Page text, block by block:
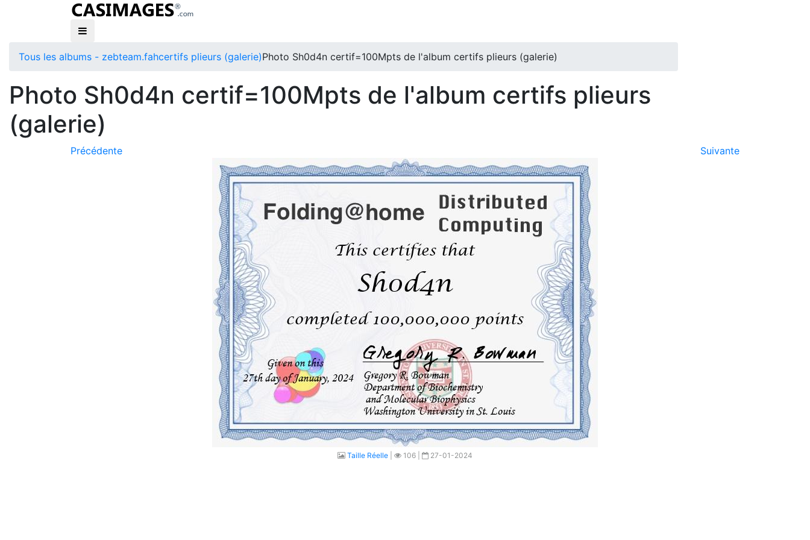
Tous les albums - zebteam.fahcertifs plieurs (galerie)Photo Sh0d4n certif=100Mpts de l'album certifs plieurs (galerie)
Photo Sh0d4n certif=100Mpts de l'album certifs plieurs
(galerie)
Précédente Suivante
Taille Réelle 106 | 27-01-2024